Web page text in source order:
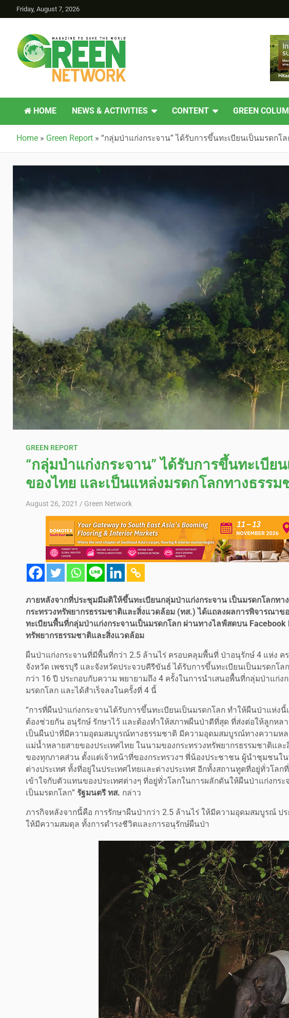
Friday, August 7, 2026
Green Network
HOME NEWS & ACTIVITIES CONTENT GREEN
Home » Green Report » “กลุ่มป่าแก่งกระจาน” ได้รับการขึ้นทะเบียนเป็นมรดก
GREEN REPORT
“กลุ่มป่าแก่งกระจาน” ได้รับการขึ้นทะเบีย
ของไทย และเป็นแหล่งมรดกโลกทางธรร
August 26, 2021 Green Network
ภายหลังจากที่ประชุมมีมติให้ขึ้นทะเบียนกลุ่มป่าแก่งกระจาน เป็นมรดกโลกทา
กระทรวงทรัพยากรธรรมชาติและสิ่งแวดล้อม (ทส.) ได้แถลงผลการพิจารณา
ทะเบียนพื้นที่กลุ่มป่าแก่งกระจานเป็นมรดกโลก ผ่านทางไลฟ์สดบน
ทรัพยากรธรรมชาติและสิ่งแวดล้อม
ผืนป่าแก่งกระจานที่มีพื้นที่กว่า 2.5 ล้านไร่ ครอบคลุมพื้นที่ ป่าอนุรักษ์ 4 แห่ง
จังหวัด เพชรบุรี และจังหวัดประจวบคีรีขันธ์ ได้รับการขึ้นทะเบียนเป็นมรดกโล
กว่า 16 ปี ประกอบกับความ พยายามถึง 4 ครั้งในการนำเสนอพื้นที่กลุ่มป่าแก่
มรดกโลก และได้สำเร็จลงในครั้งที่ 4 นี้
“การที่ผืนป่าแก่งกระจานได้รับการขึ้นทะเบียนเป็นมรดกโลก ทำให้ผืนป่าแห่ง
ต้องช่วยกัน อนุรักษ์ รักษาไว้ และต้องทำให้สภาพผืนป่าดีที่สุด ที่ส่งต่อให้ลูกห
เป็นผืนป่าที่มีความอุดมสมบูรณ์ทางธรรมชาติ มีความอุดมสมบูรณ์ทางความห
แม่น้ำหลายสายของประเทศไทย ในนามของกระทรวงทรัพยากรธรรมชาติแ
ของทุกภาคส่วน ตั้งแต่เจ้าหน้าที่ของกระทรวงฯ พี่น้องประชาชน ผู้นำชุมชนใ
ต่างประเทศ ทั้งที่อยู่ในประเทศไทยและต่างประเทศ อีกทั้งสถานทูตที่อยู่ทั่วโ
เข้าใจกับตัวแทนของประเทศต่างๆ ที่อยู่ทั่วโลกในการผลักดันให้ผืนป่าแก่งกร
เป็นมรดกโลก” รัฐมนตรี ทส. กล่าว
ภารกิจหลังจากนี้คือ การรักษาผืนป่ากว่า 2.5 ล้านไร่ ให้มีความอุดมสมบูรณ์
ให้มีความสมดุล ทั้งการดำรงชีวิตและการอนุรักษ์ผืนป่า